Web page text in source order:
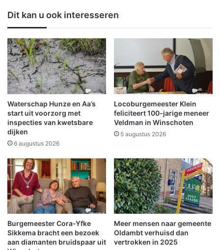
o
o
r
j
a
a
r
2
0
2
2
o
v
r
d
e
O
o
s
t
e
l
v
e
r
d
a
c
h
t
p
a
k
k
e
j
e
a
a
n
i
n
S
c
Dit kan u ook interesseren
Waterschap Hunze en Aa’s
start uit voorzorg met
inspecties van kwetsbare
dijken
6 augustus 2026
Locoburgemeester Klein
feliciteert 100-jarige meneer
Veldman in Winschoten
5 augustus 2026
Burgemeester Cora-Yfke
Sikkema bracht een bezoek
aan diamanten bruidspaar uit
Meer mensen naar gemeente
Oldambt verhuisd dan
vertrokken in 2025